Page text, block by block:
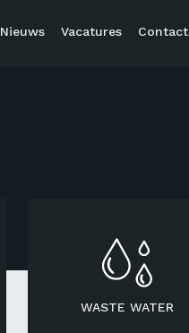
Nieuws Vacatures Contact
WASTE WATER